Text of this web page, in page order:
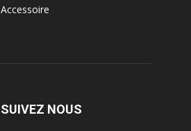
Accessoire
SUIVEZ NOUS